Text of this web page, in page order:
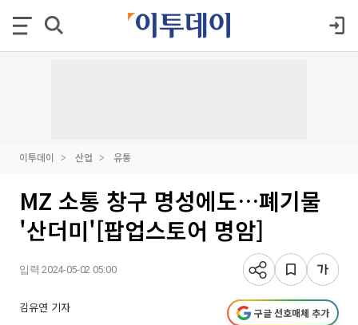
이투데이 산업 유통
MZ 소통 창구 명성에도…폐기물
'산더미'[팝업스토어 명암]
입력 2024-05-02 05:00
김유연 기자 구글 선호매체 추가